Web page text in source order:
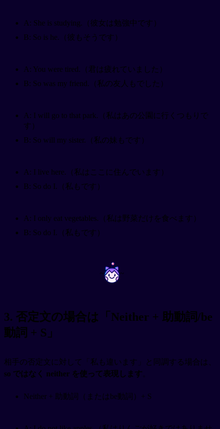
A: She is studying.（彼女は勉強中です）
B: So is he.（彼もそうです）
A: You were tired.（君は疲れていました）
B: So was my friend.（私の友人もでした）
A: I will go to that park.（私はあの公園に行くつもりで
す）
B: So will my sister.（私の妹もです）
A: I live here.（私はここに住んでいます）
B: So do I.（私もです）
A: I only eat vegetables.（私は野菜だけを食べます）
B: So do I.（私もです）
~ ~
3. 否定文の場合は「Neither + 助動詞/be
動詞 + S」
相手の否定文に対して「私も違います」と同調する場合は、
so ではなく neither を使って表現します。
Neither + 助動詞（またはbe動詞）+ S